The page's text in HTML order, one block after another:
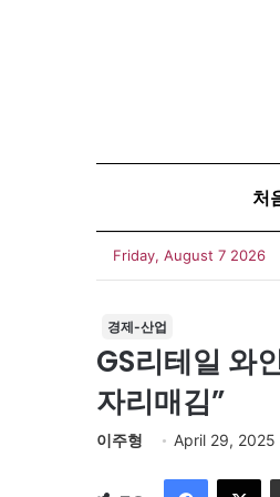
처
Friday, August 7 2026
경제-산업
GS리테일 와
자리매김”
이주형 April 29, 2025
Facebook
X